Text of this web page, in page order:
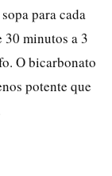
para cada
minutos a 3
O bicarbonato
potente que